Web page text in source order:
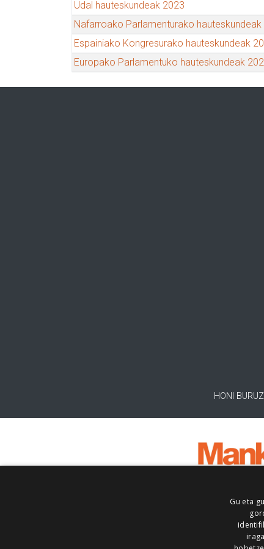
Udal hauteskundeak 2023
Nafarroako Parlamenturako hauteskundeak
Espainiako Kongresurako hauteskundeak
Europako Parlamentuko hauteskundeak
HONI BURUZ
Gu eta